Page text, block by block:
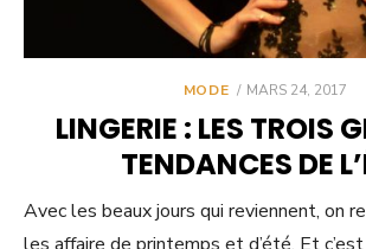
MODE
POSTED
MARS 24, 2017
LINGERIE : LES TROIS
TENDANCES DE
Avec les beaux jours qui reviennent, on